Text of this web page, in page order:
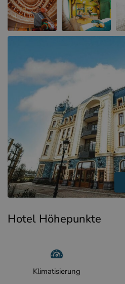
Hotels in Dünkirchen
Hotel Höhepunkte
Klimatisierung